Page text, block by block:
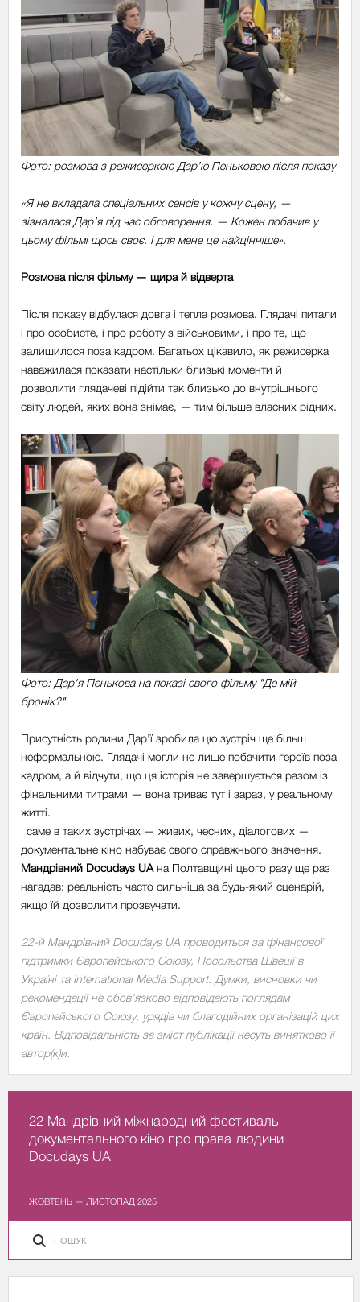
Фото: розмова з режисеркою Дар’ю Пеньковою після показу
«Я не вкладала спеціальних сенсів у кожну сцену, —
зізналася Дар’я під час обговорення. — Кожен побачив у
цьому фільмі щось своє. І для мене це найцінніше».
Розмова після фільму — щира й відверта
Після показу відбулася довга і тепла розмова. Глядачі питали
і про особисте, і про роботу з військовими, і про те, що
залишилося поза кадром. Багатьох цікавило, як режисерка
наважилася показати настільки близькі моменти й
дозволити глядачеві підійти так близько до внутрішнього
світу людей, яких вона знімає, — тим більше власних рідних.
Фото: Дар'я Пенькова на показі свого фільму "Де мій
бронік?"
Присутність родини Дар’ї зробила цю зустріч ще більш
неформальною. Глядачі могли не лише побачити героїв поза
кадром, а й відчути, що ця історія не завершується разом із
фінальними титрами — вона триває тут і зараз, у реальному
житті.
І саме в таких зустрічах — живих, чесних, діалогових —
документальне кіно набуває свого справжнього значення.
Мандрівний Docudays UA на Полтавщині цього разу ще раз
нагадав: реальність часто сильніша за будь-який сценарій,
якщо їй дозволити прозвучати.
22-й Мандрівний Docudays UA проводиться за фінансової
підтримки Європейського Союзу, Посольства Швеції в
Україні та International Media Support. Думки, висновки чи
рекомендації не обов’язково відповідають поглядам
Європейського Союзу, урядів чи благодійних організацій цих
країн. Відповідальність за зміст публікації несуть винятково її
автор(к)и.
22 Мандрівний міжнародний фестиваль
документального кіно про права людини
Docudays UA
ЖОВТЕНЬ — ЛИСТОПАД 2025